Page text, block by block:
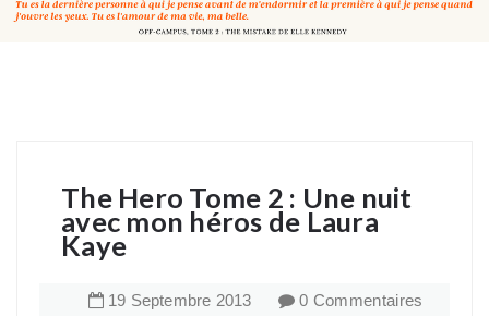
The Hero Tome 2 : Une nuit
avec mon héros de Laura
Kaye
19 Septembre 2013 0 Commentaires